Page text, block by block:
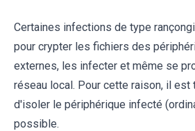
Certaines infections de type
pour crypter les fichiers des
externes, les infecter et même se
réseau local. Pour cette raison, il est
d'isoler le périphérique infecté
possible.